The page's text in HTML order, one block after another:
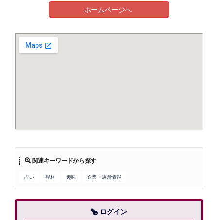
ホームページへ
関連キーワードから探す
占い 観相 趣味 企業・店舗情報
ログイン